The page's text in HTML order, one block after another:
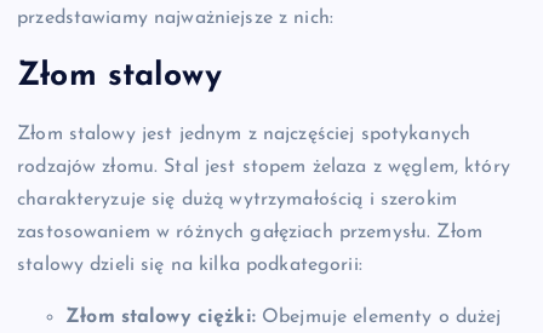
przedstawiamy najważniejsze z nich:
Złom stalowy
Złom stalowy jest jednym z najczęściej spotykanych
rodzajów złomu. Stal jest stopem żelaza z węglem, który
charakteryzuje się dużą wytrzymałością i szerokim
zastosowaniem w różnych gałęziach przemysłu. Złom
stalowy dzieli się na kilka podkategorii:
Złom stalowy ciężki:Obejmuje elementy o dużej